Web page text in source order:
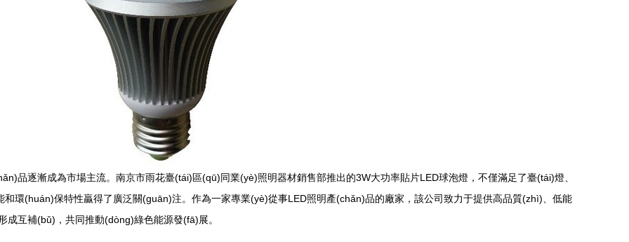
品逐漸成為市場主流。南京市雨花臺(tái)區(qū)同業(yè)照明器材銷售部推出的3W大功率貼片LED球泡燈，不僅滿足了臺(tái)燈、
環(huán)保特性贏得了廣泛關(guān)注。作為一家專業(yè)從事LED照明產(chǎn)品的廠家，該公司致力于提供高品質(zhì)、低能
互補(bǔ)，共同推動(dòng)綠色能源發(fā)展。